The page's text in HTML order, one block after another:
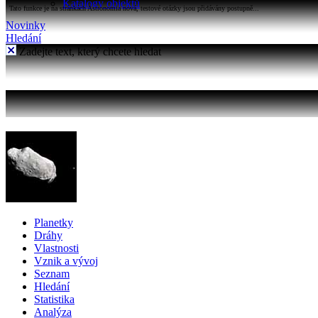
Katalogy objektů
Tato funkce je na stránkách Astronomia nová, testové otázky jsou přidávány postupně...
Novinky
Hledání
Zadejte text, který chcete hledat
Planetky
Dráhy
Vlastnosti
Vznik a vývoj
Seznam
Hledání
Statistika
Analýza